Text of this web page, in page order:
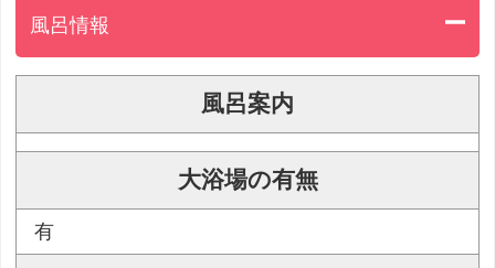
風呂情報
風呂案内
大浴場の有無
有